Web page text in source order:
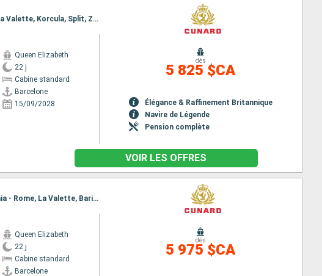
Itinéraire : Barcelone, Valence, Marseille, Ajaccio, La Spezia, Civitavecchia - Rome, La Valette, Korcula, Split, Zadar, Trieste, Dubrovnik, Corfou, Messine, Messine (Détroit), Palma de Majorque, Barcelone
Queen Elizabeth
22 j
Cabine standard
Barcelone
15/09/2028
dès
5 825 $CA
Élégance & Raffinement Britannique
Navire de Légende
Pension complète
VOIR LES OFFRES
Itinéraire : Barcelone, Minorque, Marseille, Santa Margherita, La Spezia, Civitavecchia - Rome, La Valette, Bari, Split, Zadar, Trieste, Dubrovnik, Corfou, Messine, Messine (Détroit), Naples, Barcelone
Queen Elizabeth
22 j
Cabine standard
Barcelone
dès
5 975 $CA